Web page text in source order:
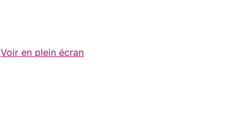
Voir en plein écran